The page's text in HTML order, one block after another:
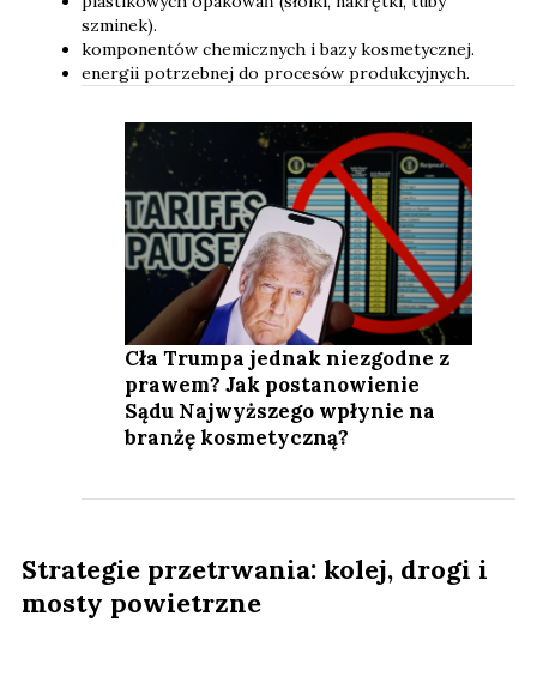
szminek).
komponentów chemicznych i bazy kosmetycznej.
energii potrzebnej do procesów produkcyjnych.
Cła Trumpa jednak niezgodne z
prawem? Jak postanowienie
Sądu Najwyższego wpłynie na
branżę kosmetyczną?
Strategie przetrwania: kolej, drogi i
mosty powietrzne